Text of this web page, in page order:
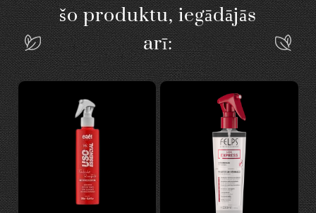
šo produktu, iegādājās
arī: